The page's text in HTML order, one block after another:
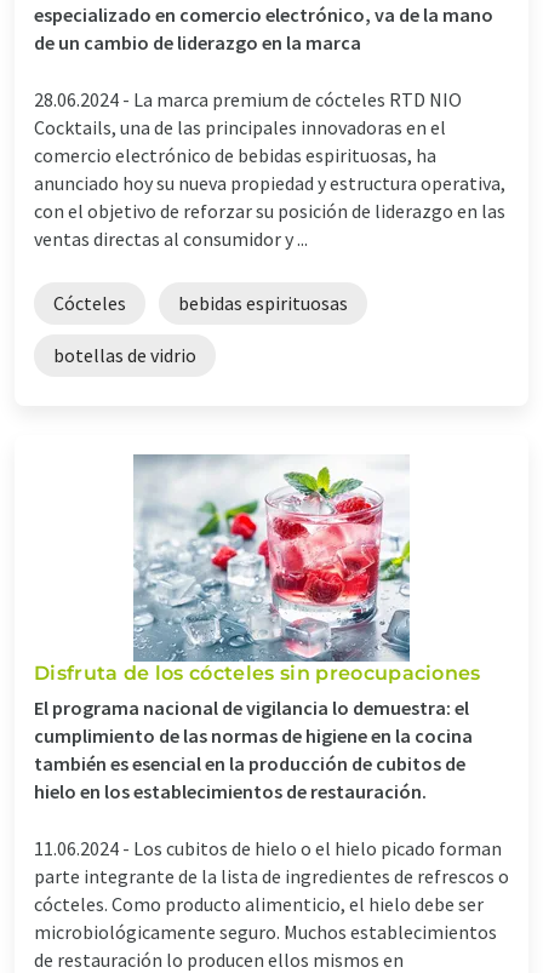
especializado en comercio electrónico, va de la mano
de un cambio de liderazgo en la marca
28.06.2024 - La marca premium de cócteles RTD NIO
Cocktails, una de las principales innovadoras en el
comercio electrónico de bebidas espirituosas, ha
anunciado hoy su nueva propiedad y estructura operativa,
con el objetivo de reforzar su posición de liderazgo en las
ventas directas al consumidor y ...
Cócteles bebidas espirituosas
botellas de vidrio
Disfruta de los cócteles sin preocupaciones
El programa nacional de vigilancia lo demuestra: el
cumplimiento de las normas de higiene en la cocina
también es esencial en la producción de cubitos de
hielo en los establecimientos de restauración.
11.06.2024 - Los cubitos de hielo o el hielo picado forman
parte integrante de la lista de ingredientes de refrescos o
cócteles. Como producto alimenticio, el hielo debe ser
microbiológicamente seguro. Muchos establecimientos
de restauración lo producen ellos mismos en